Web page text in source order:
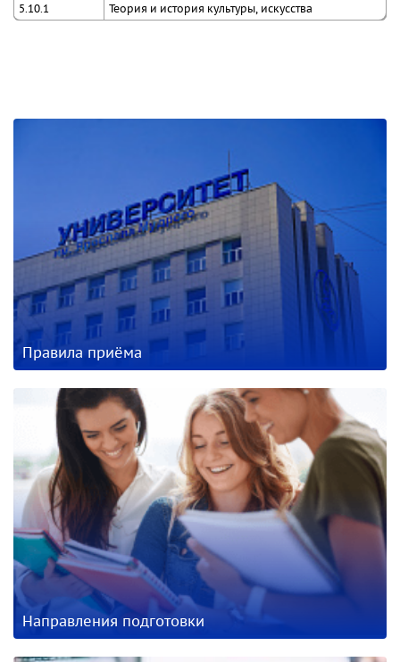
5.10.1
Теория и история культуры, искусства
Правила приёма
Направления подготовки